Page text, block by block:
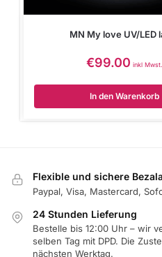
MN My love UV/LED
€99.00 inkl Mwst.
In den Warenkorb
Flexible und sichere
Paypal, Visa, Mastercard,
24 Stunden Lieferung
Bestelle bis 12:00 Uhr – wir
selben Tag mit DPD. Die
nächsten Werktag.